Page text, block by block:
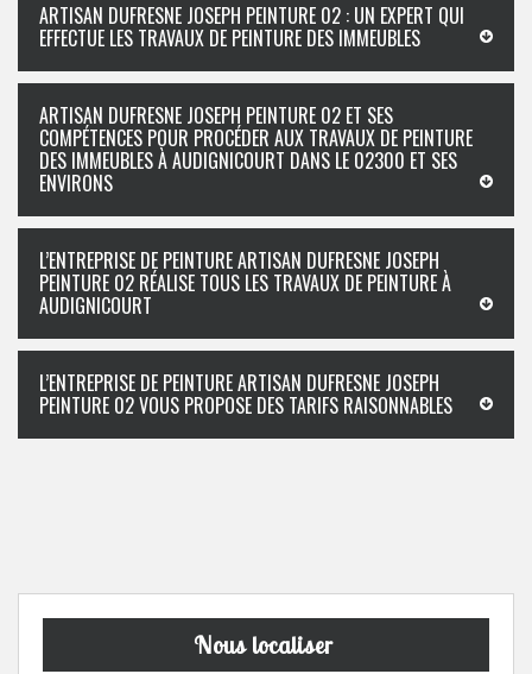
ARTISAN DUFRESNE JOSEPH PEINTURE 02 : UN EXPERT QUI
EFFECTUE LES TRAVAUX DE PEINTURE DES IMMEUBLES
ARTISAN DUFRESNE JOSEPH PEINTURE 02 ET SES
COMPÉTENCES POUR PROCÉDER AUX TRAVAUX DE PEINTURE
DES IMMEUBLES À AUDIGNICOURT DANS LE 02300 ET SES
ENVIRONS
L’ENTREPRISE DE PEINTURE ARTISAN DUFRESNE JOSEPH
PEINTURE 02 RÉALISE TOUS LES TRAVAUX DE PEINTURE À
AUDIGNICOURT
L’ENTREPRISE DE PEINTURE ARTISAN DUFRESNE JOSEPH
PEINTURE 02 VOUS PROPOSE DES TARIFS RAISONNABLES
Nous localiser